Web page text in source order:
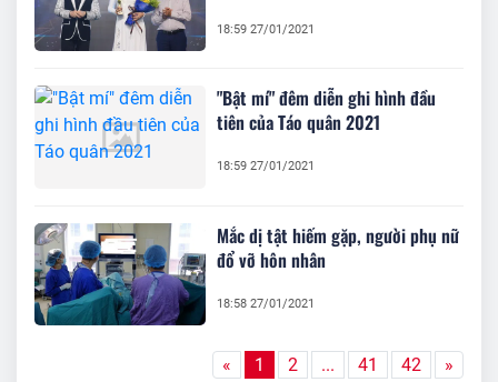
18:59 27/01/2021
"Bật mí" đêm diễn ghi hình đầu
tiên của Táo quân 2021
18:59 27/01/2021
Mắc dị tật hiếm gặp, người phụ nữ
đổ vỡ hôn nhân
18:58 27/01/2021
« 1 2 ... 41 42 »